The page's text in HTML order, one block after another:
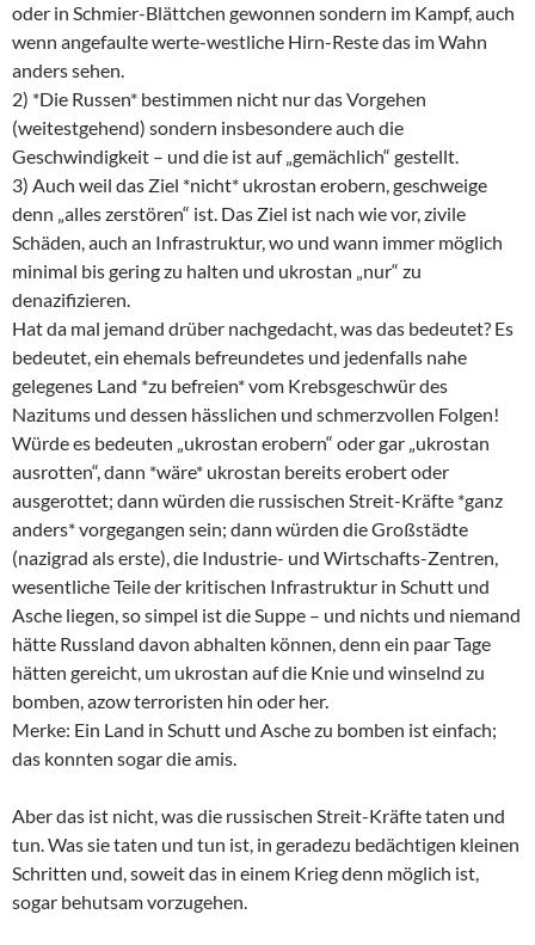
oder in Schmier-Blättchen gewonnen sondern im Kampf, auch
wenn angefaulte werte-westliche Hirn-Reste das im Wahn
anders sehen.
2) *Die Russen* bestimmen nicht nur das Vorgehen
(weitestgehend) sondern insbesondere auch die
Geschwindigkeit – und die ist auf „gemächlich“ gestellt.
3) Auch weil das Ziel *nicht* ukrostan erobern, geschweige
denn „alles zerstören“ ist. Das Ziel ist nach wie vor, zivile
Schäden, auch an Infrastruktur, wo und wann immer möglich
minimal bis gering zu halten und ukrostan „nur“ zu
denazifizieren.
Hat da mal jemand drüber nachgedacht, was das bedeutet? Es
bedeutet, ein ehemals befreundetes und jedenfalls nahe
gelegenes Land *zu befreien* vom Krebsgeschwür des
Nazitums und dessen hässlichen und schmerzvollen Folgen!
Würde es bedeuten „ukrostan erobern“ oder gar „ukrostan
ausrotten“, dann *wäre* ukrostan bereits erobert oder
ausgerottet; dann würden die russischen Streit-Kräfte *ganz
anders* vorgegangen sein; dann würden die Großstädte
(nazigrad als erste), die Industrie- und Wirtschafts-Zentren,
wesentliche Teile der kritischen Infrastruktur in Schutt und
Asche liegen, so simpel ist die Suppe – und nichts und niemand
hätte Russland davon abhalten können, denn ein paar Tage
hätten gereicht, um ukrostan auf die Knie und winselnd zu
bomben, azow terroristen hin oder her.
Merke: Ein Land in Schutt und Asche zu bomben ist einfach;
das konnten sogar die amis.
Aber das ist nicht, was die russischen Streit-Kräfte taten und
tun. Was sie taten und tun ist, in geradezu bedächtigen kleinen
Schritten und, soweit das in einem Krieg denn möglich ist,
sogar behutsam vorzugehen.